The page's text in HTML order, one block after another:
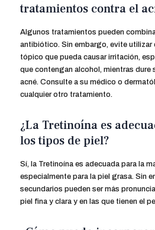
tratamientos contra el
Algunos tratamientos pueden
antibiótico. Sin embargo, evite
tópico que pueda causar irritación,
que contengan alcohol, mientras dure
acné. Consulte a su médico o
cualquier otro tratamiento.
¿La Tretinoína es
los tipos de piel?
Sí, la Tretinoína es adecuada para la
especialmente para la piel grasa. Sin
secundarios pueden ser más
piel fina y clara y en las que tienen el